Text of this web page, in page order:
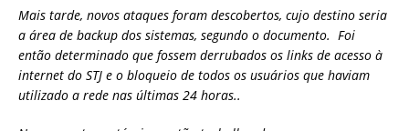
Mais tarde, novos ataques foram descobertos, cujo destino seria
a área de backup dos sistemas, segundo o documento. Foi
então determinado que fossem derrubados os links de acesso à
internet do STJ e o bloqueio de todos os usuários que haviam
utilizado a rede nas últimas 24 horas..